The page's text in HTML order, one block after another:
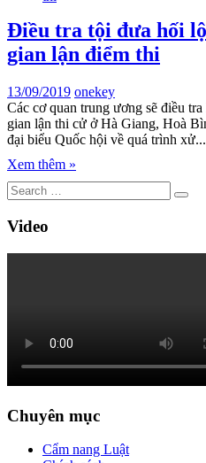
Điều tra tội đưa hối
gian lận điểm thi
13/09/2019 onekey
Các cơ quan trung ương sẽ điều
gian lận thi cử ở Hà Giang, Hoà
đại biểu Quốc hội về quá trình xử...
Xem thêm »
Video
Chuyên mục
Cẩm nang Luật